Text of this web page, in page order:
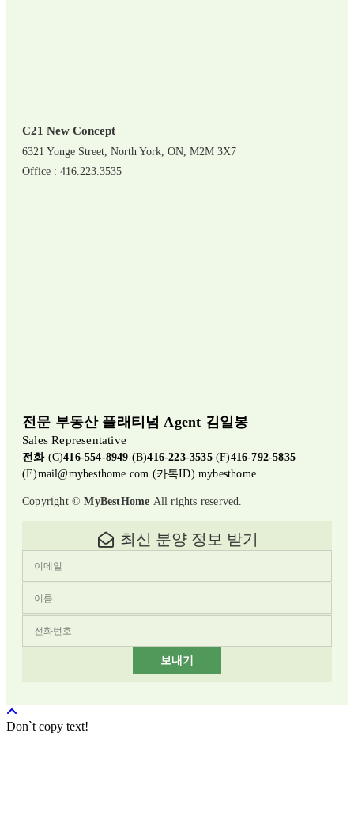
C21 New Concept
6321 Yonge Street, North York, ON, M2M 3X7
Office : 416.223.3535
전문 부동산 플래티넘 Agent 김일봉
Sales Representative
전화(C)416-554-8949 (B)416-223-3535(F)416-792-5835
(E)mail@mybesthome.com (카톡ID) mybesthome
Copyright ©MyBestHome All rights reserved.
최신 분양 정보 받기
보내기
Don`t copy text!